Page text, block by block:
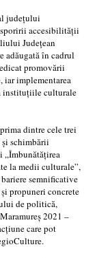
județului
sporirii accesibilității
Județean
adăugată în cadrul
promovării
implementarea
instituțiile culturale
dintre cele trei
schimbării
la medii culturale”,
semnificative
propuneri concrete
de politică,
2021 –
care pot